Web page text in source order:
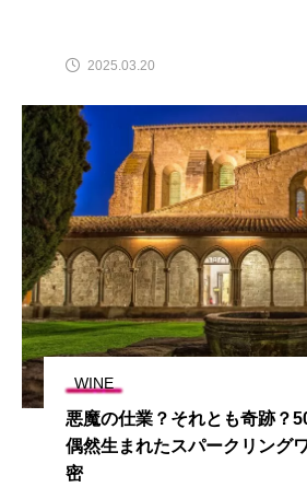
2025.03.20
WINE
悪魔の仕業？それとも奇跡？
偶然生まれたスパークリング
密